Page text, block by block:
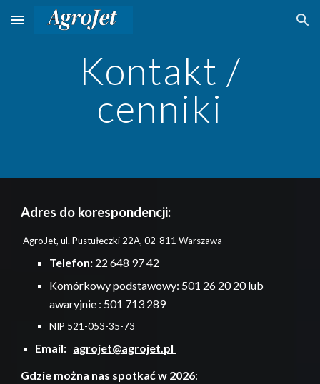
Skip to main content Skip to navigation
Kontakt /
cenniki
Adres do korespondencji:
AgroJet, ul. Pustułeczki 22A, 02-811 Warszawa
Telefon: 22 648 97 42
Komórkowypodstawowy: 501 26 20 20 lub
awaryjnie : 501 713 289
NIP 521-053-35-73
Email: agrojet@agrojet.pl
Gdzie można nas spotkać w 2026: